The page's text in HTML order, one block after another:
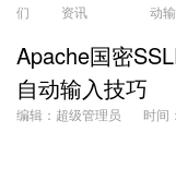
们 资讯 动
Apache国密
自动输入技巧
编辑：超级管理员 时间